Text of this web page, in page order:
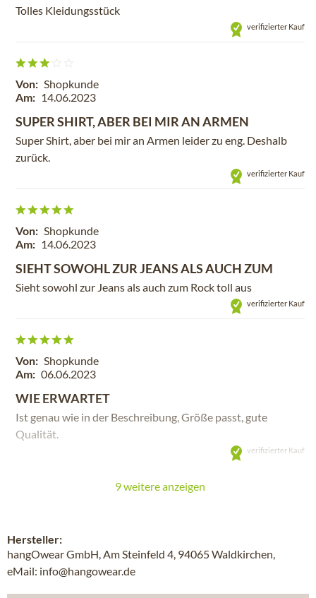
Tolles Kleidungsstück
verifizierter Kauf
Von: Shopkunde
Am: 14.06.2023
SUPER SHIRT, ABER BEI MIR AN ARMEN
Super Shirt, aber bei mir an Armen leider zu eng. Deshalb
zurück.
verifizierter Kauf
Von: Shopkunde
Am: 14.06.2023
SIEHT SOWOHL ZUR JEANS ALS AUCH ZUM
Sieht sowohl zur Jeans als auch zum Rock toll aus
verifizierter Kauf
Von: Shopkunde
Am: 06.06.2023
WIE ERWARTET
Ist genau wie in der Beschreibung, Größe passt, gute
Qualität.
verifizierter Kauf
9 weitere anzeigen
Hersteller:
hangOwear GmbH, Am Steinfeld 4, 94065 Waldkirchen,
eMail: info@hangowear.de